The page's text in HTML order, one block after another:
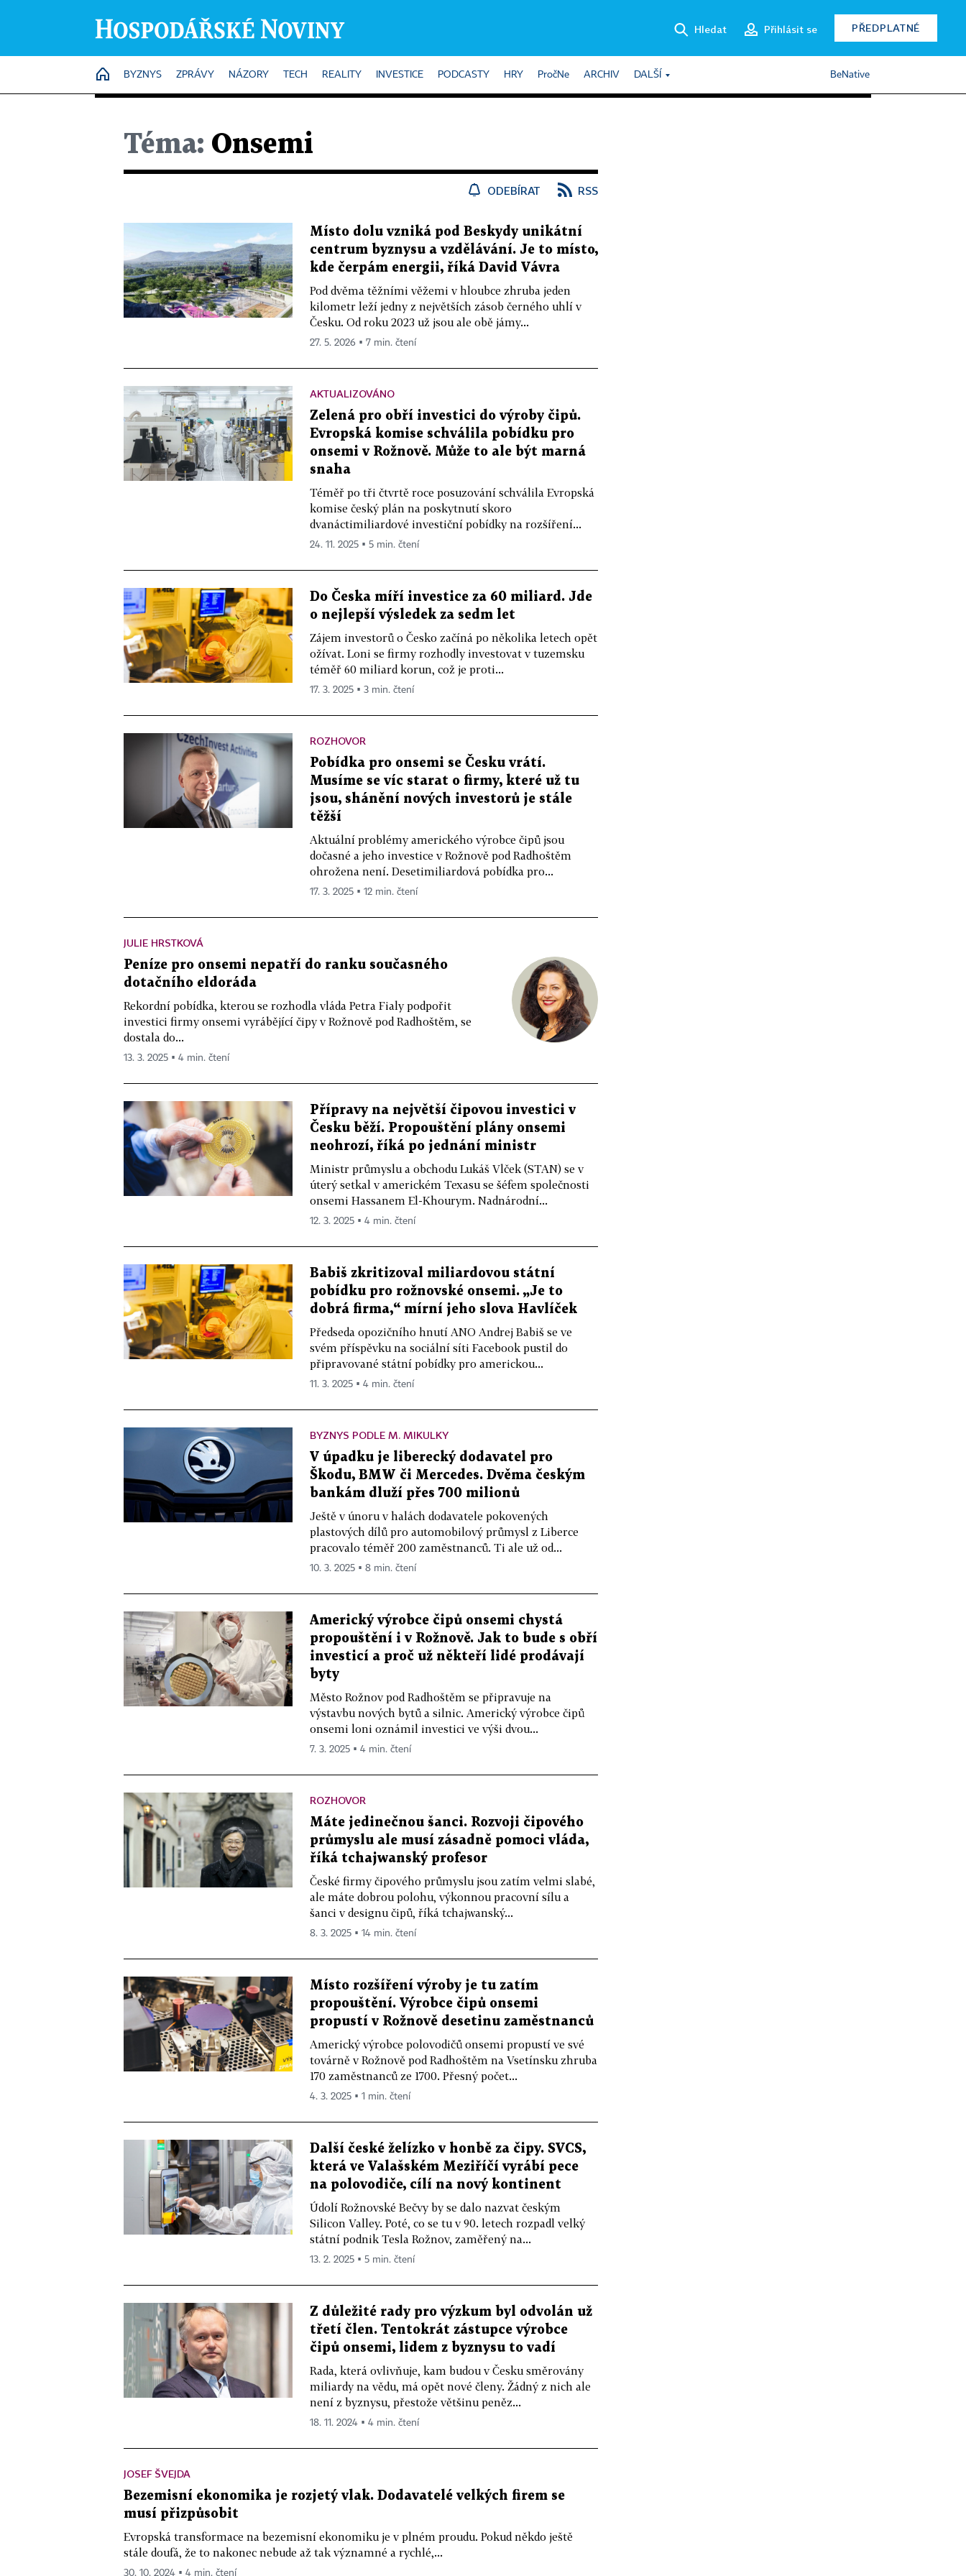
Hledat Přihlásit se PŘEDPLATNÉ
HOME
BYZNYS ZPRÁVY NÁZORY TECH REALITY INVESTICE PODCASTY HRY PročNe ARCHIV DALŠÍ BeNative
Téma: Onsemi
ODEBÍRAT RSS
Místo dolu vzniká pod Beskydy unikátní
centrum byznysu a vzdělávání. Je to místo,
kde čerpám energii, říká David Vávra
Pod dvěma těžními věžemi v hloubce zhruba jeden
kilometr leží jedny z největších zásob černého uhlí v
Česku. Od roku 2023 už jsou ale obě jámy...
27. 5. 2026 ▪ 7 min. čtení
AKTUALIZOVÁNO
Zelená pro obří investici do výroby čipů.
Evropská komise schválila pobídku pro
onsemi v Rožnově. Může to ale být marná
snaha
Téměř po tři čtvrtě roce posuzování schválila Evropská
komise český plán na poskytnutí skoro
dvanáctimiliardové investiční pobídky na rozšíření...
24. 11. 2025 ▪ 5 min. čtení
Do Česka míří investice za 60 miliard. Jde
o nejlepší výsledek za sedm let
Zájem investorů o Česko začíná po několika letech opět
ožívat. Loni se firmy rozhodly investovat v tuzemsku
téměř 60 miliard korun, což je proti...
17. 3. 2025 ▪ 3 min. čtení
ROZHOVOR
Pobídka pro onsemi se Česku vrátí.
Musíme se víc starat o firmy, které už tu
jsou, shánění nových investorů je stále
těžší
Aktuální problémy amerického výrobce čipů jsou
dočasné a jeho investice v Rožnově pod Radhoštěm
ohrožena není. Desetimiliardová pobídka pro...
17. 3. 2025 ▪ 12 min. čtení
JULIE HRSTKOVÁ
Peníze pro onsemi nepatří do ranku současného
dotačního eldoráda
Rekordní pobídka, kterou se rozhodla vláda Petra Fialy podpořit
investici firmy onsemi vyrábějící čipy v Rožnově pod Radhoštěm, se
dostala do...
13. 3. 2025 ▪ 4 min. čtení
Přípravy na největší čipovou investici v
Česku běží. Propouštění plány onsemi
neohrozí, říká po jednání ministr
Ministr průmyslu a obchodu Lukáš Vlček (STAN) se v
úterý setkal v americkém Texasu se šéfem společnosti
onsemi Hassanem El-Khourym. Nadnárodní...
12. 3. 2025 ▪ 4 min. čtení
Babiš zkritizoval miliardovou státní
pobídku pro rožnovské onsemi. „Je to
dobrá firma,“ mírní jeho slova Havlíček
Předseda opozičního hnutí ANO Andrej Babiš se ve
svém příspěvku na sociální síti Facebook pustil do
připravované státní pobídky pro americkou...
11. 3. 2025 ▪ 4 min. čtení
BYZNYS PODLE M. MIKULKY
V úpadku je liberecký dodavatel pro
Škodu, BMW či Mercedes. Dvěma českým
bankám dluží přes 700 milionů
Ještě v únoru v halách dodavatele pokovených
plastových dílů pro automobilový průmysl z Liberce
pracovalo téměř 200 zaměstnanců. Ti ale už od...
10. 3. 2025 ▪ 8 min. čtení
Americký výrobce čipů onsemi chystá
propouštění i v Rožnově. Jak to bude s obří
investicí a proč už někteří lidé prodávají
byty
Město Rožnov pod Radhoštěm se připravuje na
výstavbu nových bytů a silnic. Americký výrobce čipů
onsemi loni oznámil investici ve výši dvou...
7. 3. 2025 ▪ 4 min. čtení
ROZHOVOR
Máte jedinečnou šanci. Rozvoji čipového
průmyslu ale musí zásadně pomoci vláda,
říká tchajwanský profesor
České firmy čipového průmyslu jsou zatím velmi slabé,
ale máte dobrou polohu, výkonnou pracovní sílu a
šanci v designu čipů, říká tchajwanský...
8. 3. 2025 ▪ 14 min. čtení
Místo rozšíření výroby je tu zatím
propouštění. Výrobce čipů onsemi
propustí v Rožnově desetinu zaměstnanců
Americký výrobce polovodičů onsemi propustí ve své
továrně v Rožnově pod Radhoštěm na Vsetínsku zhruba
170 zaměstnanců ze 1700. Přesný počet...
4. 3. 2025 ▪ 1 min. čtení
Další české želízko v honbě za čipy. SVCS,
která ve Valašském Meziříčí vyrábí pece
na polovodiče, cílí na nový kontinent
Údolí Rožnovské Bečvy by se dalo nazvat českým
Silicon Valley. Poté, co se tu v 90. letech rozpadl velký
státní podnik Tesla Rožnov, zaměřený na...
13. 2. 2025 ▪ 5 min. čtení
Z důležité rady pro výzkum byl odvolán už
třetí člen. Tentokrát zástupce výrobce
čipů onsemi, lidem z byznysu to vadí
Rada, která ovlivňuje, kam budou v Česku směrovány
miliardy na vědu, má opět nové členy. Žádný z nich ale
není z byznysu, přestože většinu peněz...
18. 11. 2024 ▪ 4 min. čtení
JOSEF ŠVEJDA
Bezemisní ekonomika je rozjetý vlak. Dodavatelé velkých firem se
musí přizpůsobit
Evropská transformace na bezemisní ekonomiku je v plném proudu. Pokud někdo ještě
stále doufá, že to nakonec nebude až tak významné a rychlé,...
30. 10. 2024 ▪ 4 min. čtení